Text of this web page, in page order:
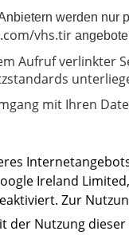
werden nur
vhs.tir
Aufruf verlinkter
mit Ihren
Ireland
Zur
der Nutzung